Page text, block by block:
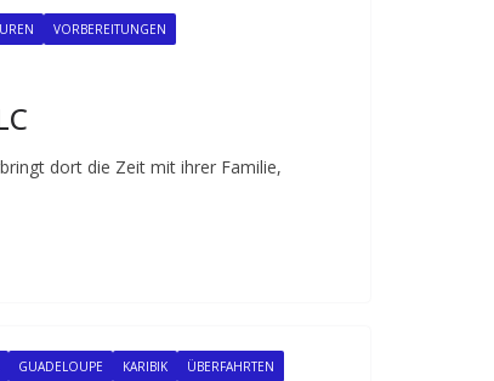
VORBEREITUNGEN
dort die Zeit mit ihrer Familie,
GUADELOUPE KARIBIK ÜBERFAHRTEN